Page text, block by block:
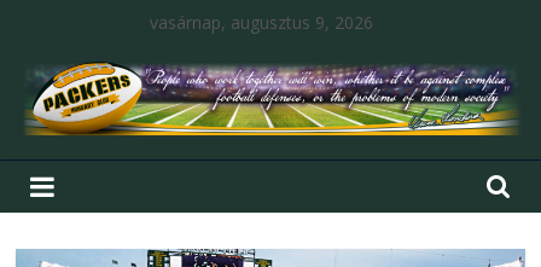
vasárnap, augusztus 9, 2026